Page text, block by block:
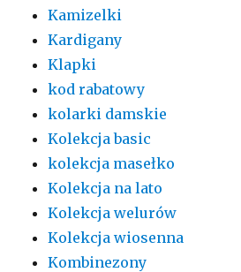
Kamizelki
Kardigany
Klapki
kod rabatowy
kolarki damskie
Kolekcja basic
kolekcja masełko
Kolekcja na lato
Kolekcja welurów
Kolekcja wiosenna
Kombinezony